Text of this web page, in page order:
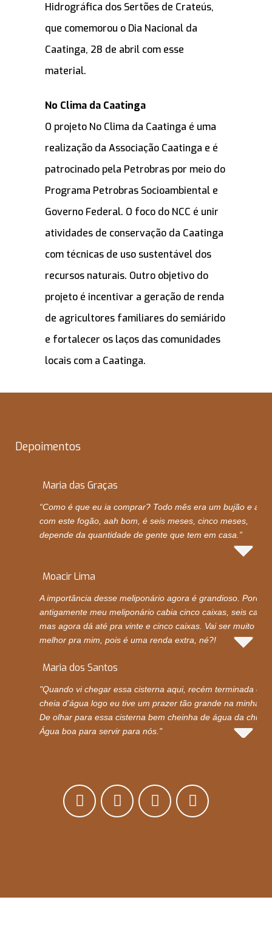
Hidrográfica dos Sertões de Crateús,
que comemorou o Dia Nacional da
Caatinga, 28 de abril com esse
material.
No Clima da Caatinga
O projeto No Clima da Caatinga é uma
realização da Associação Caatinga e é
patrocinado pela Petrobras por meio do
Programa Petrobras Socioambiental e
Governo Federal. O foco do NCC é unir
atividades de conservação da Caatinga
com técnicas de uso sustentável dos
recursos naturais. Outro objetivo do
projeto é incentivar a geração de renda
de agricultores familiares do semiárido
e fortalecer os laços das comunidades
locais com a Caatinga.
Depoimentos
Maria das Graças
“Como é que eu ia comprar? Todo mês era um bujão e
com este fogão, aah bom, é seis meses, cinco meses,
depende da quantidade de gente que tem em casa.”
Moacir Lima
A importância desse meliponário agora é grandioso. Porque
antigamente meu meliponário cabia cinco caixas, seis
mas agora dá até pra vinte e cinco caixas. Vai ser muito
melhor pra mim, pois é uma renda extra, né?!
Maria dos Santos
"Quando vi chegar essa cisterna aqui, recém terminada e
cheia d'água logo eu tive um prazer tão grande na minha
De olhar para essa cisterna bem cheinha de água da chuva.
Água boa para servir para nós."